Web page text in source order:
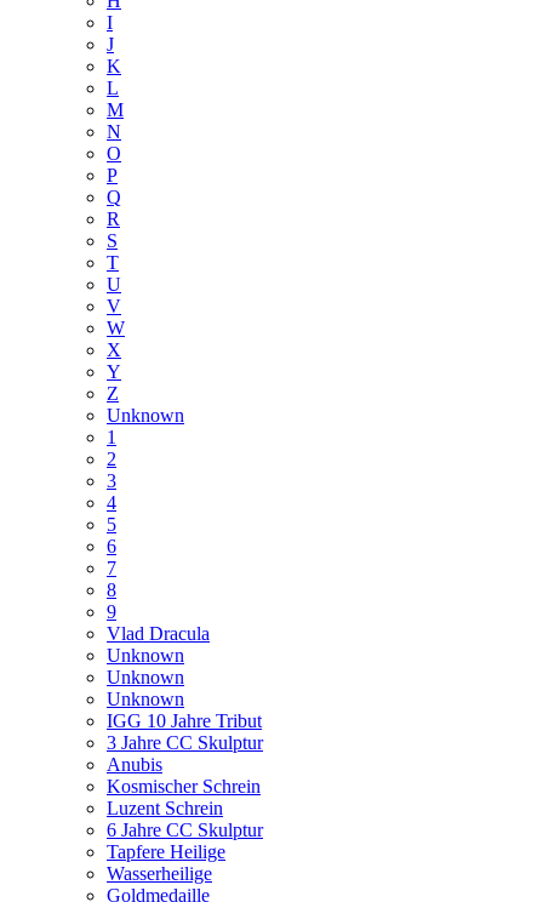
I
J
K
L
M
N
O
P
Q
R
S
T
U
V
W
X
Y
Z
Unknown
1
2
3
4
5
6
7
8
9
Vlad Dracula
Unknown
Unknown
Unknown
IGG 10 Jahre Tribut
3 Jahre CC Skulptur
Anubis
Kosmischer Schrein
Luzent Schrein
6 Jahre CC Skulptur
Tapfere Heilige
Wasserheilige
Goldmedaille